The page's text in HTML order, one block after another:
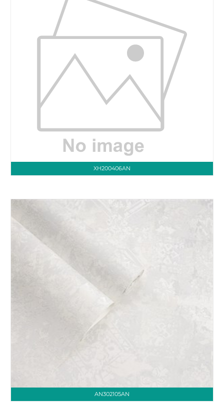
XH200406AN
AN302105AN